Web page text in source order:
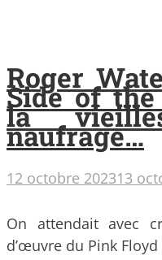
Roger
Side of
la
naufrage…
12 octobre 202313
On attendait avec
d’œuvre du Pink